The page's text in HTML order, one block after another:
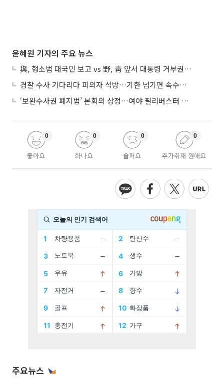
윤혜원 기자의 주요 뉴스
與, 형소법 대국민 보고 vs 野, 靑 앞서 대통령 거부권 촉구
경찰 수사 기다리다 피의자 석방…기한 넘기면 속수무책
‘보완수사권 폐지법’ 본회의 상정…여야 필리버스터 대치
좋아요
0
화나요
0
슬퍼요
0
추가취재 원해요
0
주요뉴스